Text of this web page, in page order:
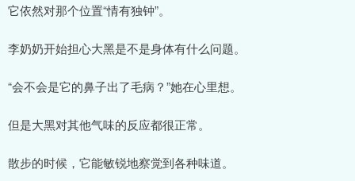
它依然对那个位置“情有独钟”。
李奶奶开始担心大黑是不是身体有什么问题。
“会不会是它的鼻子出了毛病？”她在心里想。
但是大黑对其他气味的反应都很正常。
散步的时候，它能敏锐地察觉到各种味道。